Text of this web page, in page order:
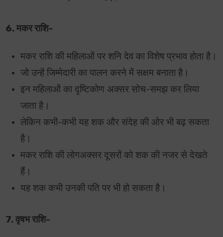
6. मकर राशि-
मकर राशि की महिलाओं पर शनि देव का विशेष प्रभाव होता है।
जो उन्हें जिम्मेदारी का पालन करने में सक्षम बनाता है।
इन महिलाओं का दृष्टिकोण अक्सर सोच-समझ कर लिया
जाता है।
लेकिन कभी-कभी यह शक और संदेह की ओर भी बढ़ सकता
है।
मकर राशि की लोगअक्सर दूसरों को शक की नजर से देखते
हैं।
यह शक कभी उनकी पति पर भी हो सकता है।
7. वृषभ राशि-